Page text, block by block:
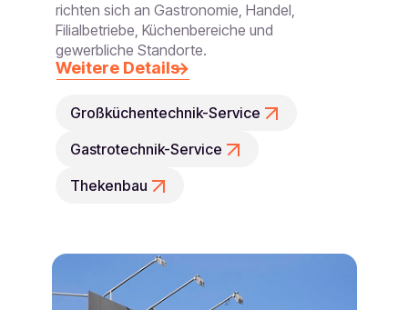
richten sich an Gastronomie, Handel,
Filialbetriebe, Küchenbereiche und
gewerbliche Standorte.
Weitere Details
Großküchentechnik-Service
Gastrotechnik-Service
Thekenbau